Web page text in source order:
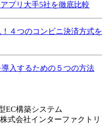
プリ大手5社を徹底比較
４つのコンビニ決済方式を
入するための５つの方法
EC構築システム
式会社インターファクトリ